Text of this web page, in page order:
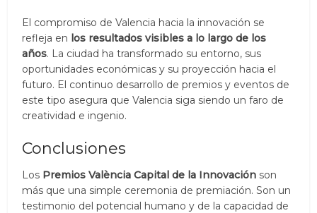
El compromiso de Valencia hacia la innovación se
refleja en los resultados visibles a lo largo de los
años. La ciudad ha transformado su entorno, sus
oportunidades económicas y su proyección hacia el
futuro. El continuo desarrollo de premios y eventos de
este tipo asegura que Valencia siga siendo un faro de
creatividad e ingenio.
Conclusiones
Los Premios València Capital de la Innovación son
más que una simple ceremonia de premiación. Son un
testimonio del potencial humano y de la capacidad de